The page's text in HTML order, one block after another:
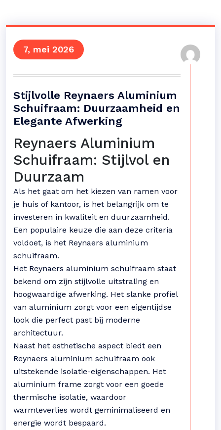
7, mei 2026
Stijlvolle Reynaers Aluminium
Schuifraam: Duurzaamheid en
Elegante Afwerking
Reynaers Aluminium
Schuifraam: Stijlvol en
Duurzaam
Als het gaat om het kiezen van ramen voor
je huis of kantoor, is het belangrijk om te
investeren in kwaliteit en duurzaamheid.
Een populaire keuze die aan deze criteria
voldoet, is het Reynaers aluminium
schuifraam.
Het Reynaers aluminium schuifraam staat
bekend om zijn stijlvolle uitstraling en
hoogwaardige afwerking. Het slanke profiel
van aluminium zorgt voor een eigentijdse
look die perfect past bij moderne
architectuur.
Naast het esthetische aspect biedt een
Reynaers aluminium schuifraam ook
uitstekende isolatie-eigenschappen. Het
aluminium frame zorgt voor een goede
thermische isolatie, waardoor
warmteverlies wordt geminimaliseerd en
energie wordt bespaard.